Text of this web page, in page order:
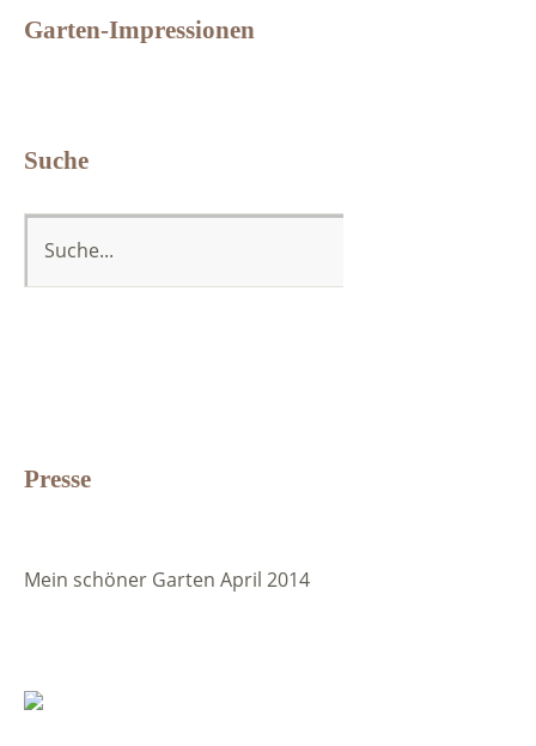
Garten-Impressionen
Suche
Presse
Mein schöner Garten April 2014